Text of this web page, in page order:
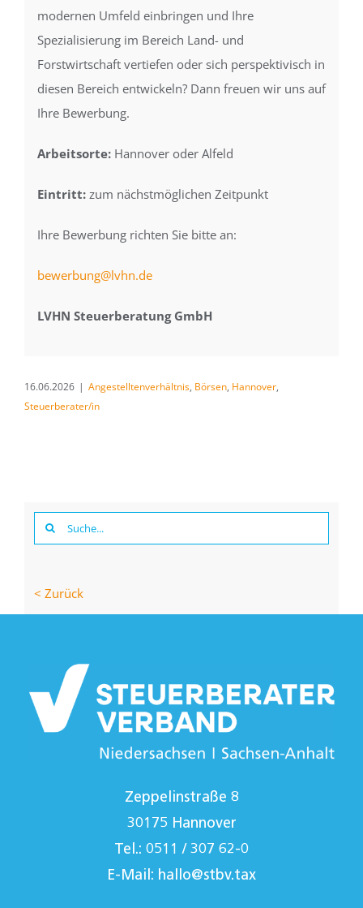
modernen Umfeld einbringen und Ihre
Spezialisierung im Bereich Land- und
Forstwirtschaft vertiefen oder sich perspektivisch in
diesen Bereich entwickeln? Dann freuen wir uns auf
Ihre Bewerbung.
Arbeitsorte:Hannover oder Alfeld
Eintritt:zum nächstmöglichen Zeitpunkt
Ihre Bewerbung richten Sie bitte an:
bewerbung@lvhn.de
LVHN Steuerberatung GmbH
16.06.2026 | Angestelltenverhältnis, Börsen, Hannover,
Steuerberater/in
Suche
nach:
< Zurück
Zeppelinstraße 8
30175 Hannover
Tel.: 0511 / 307 62-0
E-Mail: hallo@stbv.tax